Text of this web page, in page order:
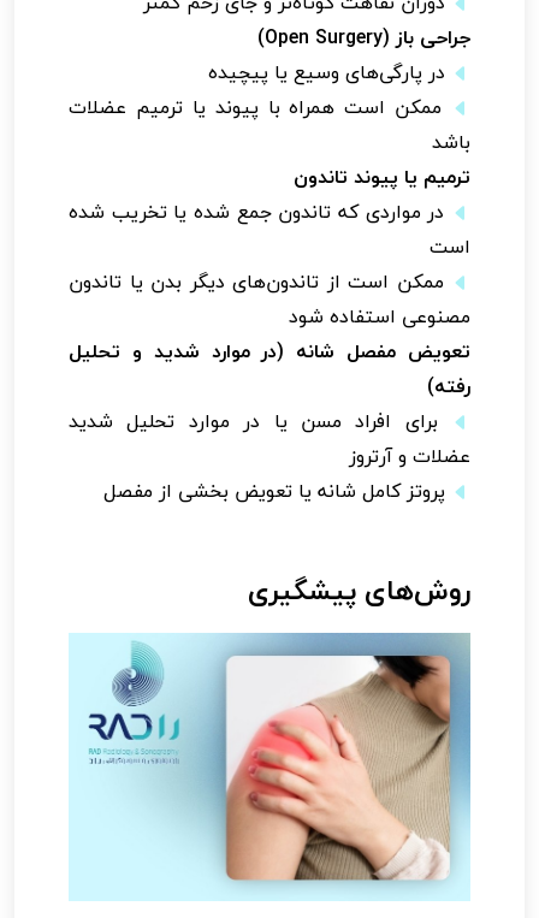
جراحی باز (Open Surgery)
در پارگی‌های وسیع یا پیچیده
ممکن است همراه با پیوند یا ترمیم عضلات
باشد
ترمیم یا پیوند تاندون
در مواردی که تاندون جمع شده یا تخریب شده
است
ممکن است از تاندون‌های دیگر بدن یا تاندون
مصنوعی استفاده شود
تعویض مفصل شانه (در موارد شدید و تحلیل
رفته)
برای افراد مسن یا در موارد تحلیل شدید
عضلات و آرتروز
پروتز کامل شانه یا تعویض بخشی از مفصل
روش‌های پیشگیری